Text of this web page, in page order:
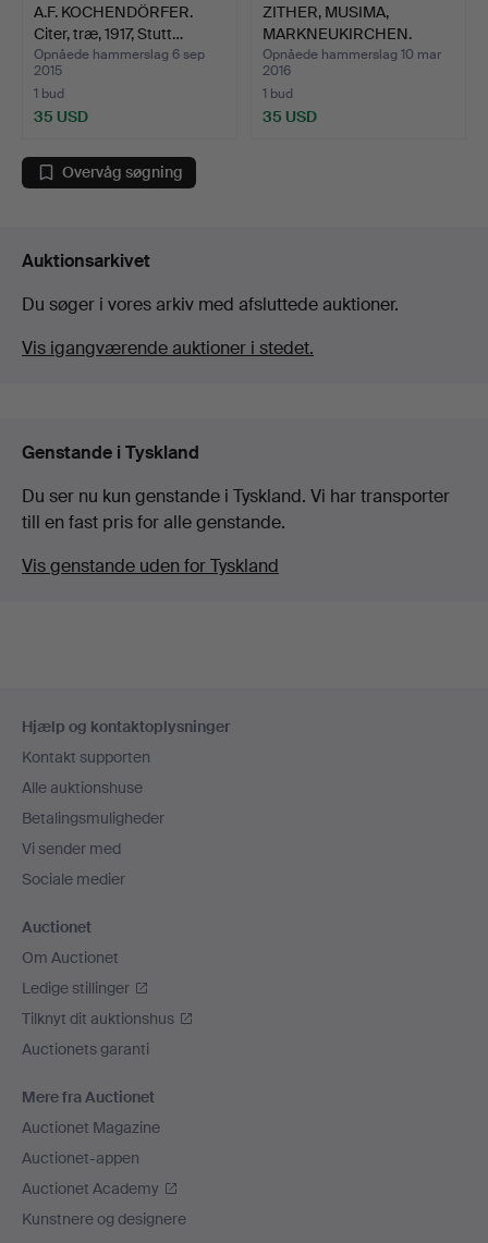
A.F. KOCHENDÖRFER.
Citer, træ, 1917, Stutt…
Opnåede hammerslag 6 sep
2015
1 bud
35 USD
ZITHER, MUSIMA,
MARKNEUKIRCHEN.
Opnåede hammerslag 10 mar
2016
1 bud
35 USD
Overvåg søgning
Auktionsarkivet
Du søger i vores arkiv med afsluttede auktioner.
Vis igangværende auktioner i stedet.
Genstande i Tyskland
Du ser nu kun genstande i Tyskland. Vi har transporter
till en fast pris for alle genstande.
Vis genstande uden for Tyskland
Hjælp og kontaktoplysninger
Kontakt supporten
Alle auktionshuse
Betalingsmuligheder
Vi sender med
Sociale medier
Auctionet
Om Auctionet
Ledige stillinger
Tilknyt dit auktionshus
Auctionets garanti
Mere fra Auctionet
Auctionet Magazine
Auctionet-appen
Auctionet Academy
Kunstnere og designere